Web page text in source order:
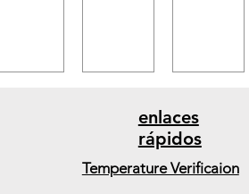
enlaces
rápidos
Temperature Verificaion